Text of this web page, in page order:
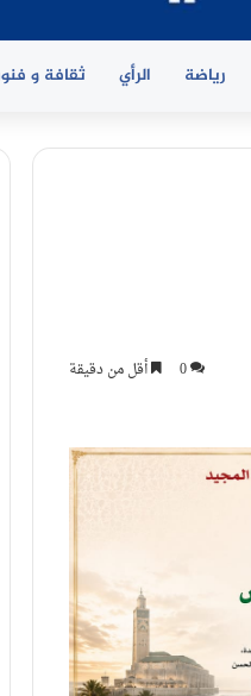
رياضة الرأي ثقافة و
0 أقل من دقيقة